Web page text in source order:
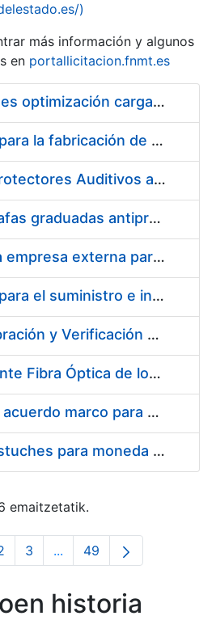
)
más información y algunos
en portallicitacion.fnmt.es
Pliego condiciones optimización cargas compras firmado
Acuerdo marco para la fabricación de piezas
Suministro de Protectores Auditivos a medida para las personas trabajadoras de los Centros de Trabajo de Madrid y Burgos
Suministro de gafas graduadas antiproyecciones para los trabajadores de la FNMT-RCM en los centros de trabajo de Madrid y Burgos
Servicios de una empresa externa para el asesoramiento y resolución de los recursos de alzada que se presentan relacionados con procesos de selección para la FNMT-RCM
Acuerdo marco para el suministro e instalación de persianas, estores y otros complementos
Servicio de Calibración y Verificación Externa de los Equipos de Medición del Servicio de Prevención de la FNMT-RCM
Conexión mediante Fibra Óptica de los Centros de Proceso de Datos (CPDs) de las sedes de la FNMT-RCM de Burgos y Madrid
Contratación de acuerdo marco para el Suministro de Material de Electricidad para la Fábrica Nacional de Moneda y Timbre-Real Casa de la Moneda en su centro de trabajo de Burgos
Suministro de estuches para moneda de 30 €
emaitzetatik.
OrrialdeaOrrialdea
3 ...Intermediate Pages Use
Orrialdea
49
historia